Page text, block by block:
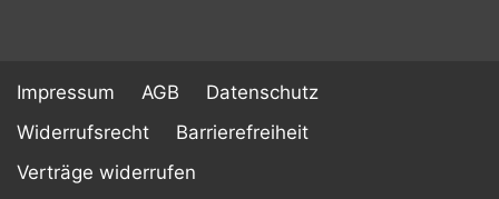
Impressum AGB
Datenschutz
Widerrufsrecht
Barrierefreiheit
Verträge widerrufen